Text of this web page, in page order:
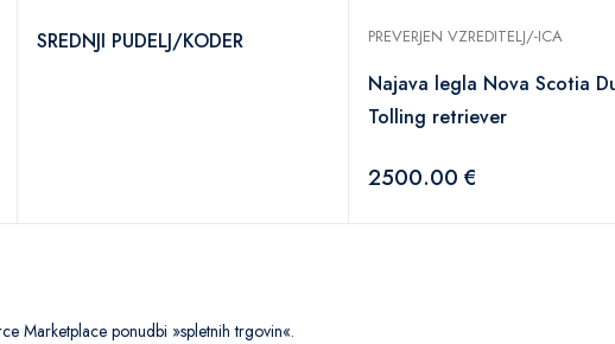
SREDNJI PUDELJ/KODER PREVERJEN VZREDITELJ/-ICA
Najava legla Nova Scotia
Tolling retriever
2500.00 €
Marketplace ponudbi »spletnih trgovin«.